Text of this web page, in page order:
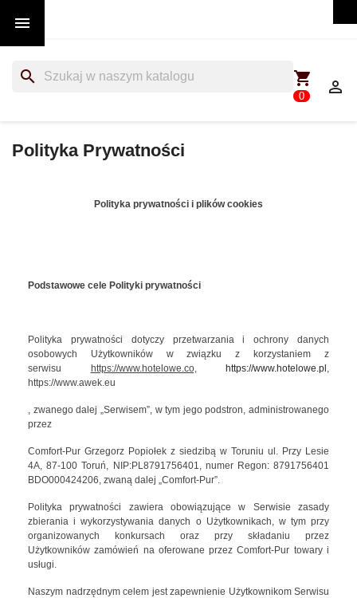

search shopping_cart
0 
Polityka Prywatności
Polityka prywatności i plików cookies
Podstawowe cele Polityki prywatności
Polityka prywatności dotyczy przetwarzania i ochrony danych
osobowych Użytkowników w związku z korzystaniem z
serwisu
https://www.hotelowe.co, https://www.hotelowe.pl ,
https://www.awek.eu
, zwanego dalej „Serwisem”, w tym jego podstron, administrowanego
przez
Comfort-Pur Grzegorz Popiołek z siedzibą w Toruniu ul. Przy Lesie
4A, 87-100 Toruń, NIP:PL8791756401, numer Regon: 8791756401
BDO000424206, zwaną dalej „Comfort-Pur”.
Polityka prywatności zawiera obowiązujące w Serwisie zasady
zbierania i wykorzystywania danych o Użytkownikach, w tym przy
organizowanych konkursach oraz przy składaniu przez
Użytkowników zamówień na oferowane przez Comfort-Pur towary i
usługi.
Naszym nadrzędnym celem jest zapewnienie Użytkownikom Serwisu